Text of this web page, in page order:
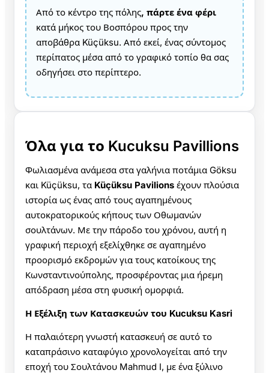
Από το κέντρο της πόλης, πάρτε ένα φέρι
κατά μήκος του Βοσπόρου προς την
αποβάθρα Küçüksu. Από εκεί, ένας σύντομος
περίπατος μέσα από το γραφικό τοπίο θα σας
οδηγήσει στο περίπτερο.
Όλα για το Kucuksu Pavillions
Φωλιασμένα ανάμεσα στα γαλήνια ποτάμια Göksu
και Küçüksu, τα Küçüksu Pavilions έχουν πλούσια
ιστορία ως ένας από τους αγαπημένους
αυτοκρατορικούς κήπους των Οθωμανών
σουλτάνων. Με την πάροδο του χρόνου, αυτή η
γραφική περιοχή εξελίχθηκε σε αγαπημένο
προορισμό εκδρομών για τους κατοίκους της
Κωνσταντινούπολης, προσφέροντας μια ήρεμη
απόδραση μέσα στη φυσική ομορφιά.
Η Εξέλιξη των Κατασκευών του Kucuksu Kasri
Η παλαιότερη γνωστή κατασκευή σε αυτό το
καταπράσινο καταφύγιο χρονολογείται από την
εποχή του Σουλτάνου Mahmud I, με ένα ξύλινο